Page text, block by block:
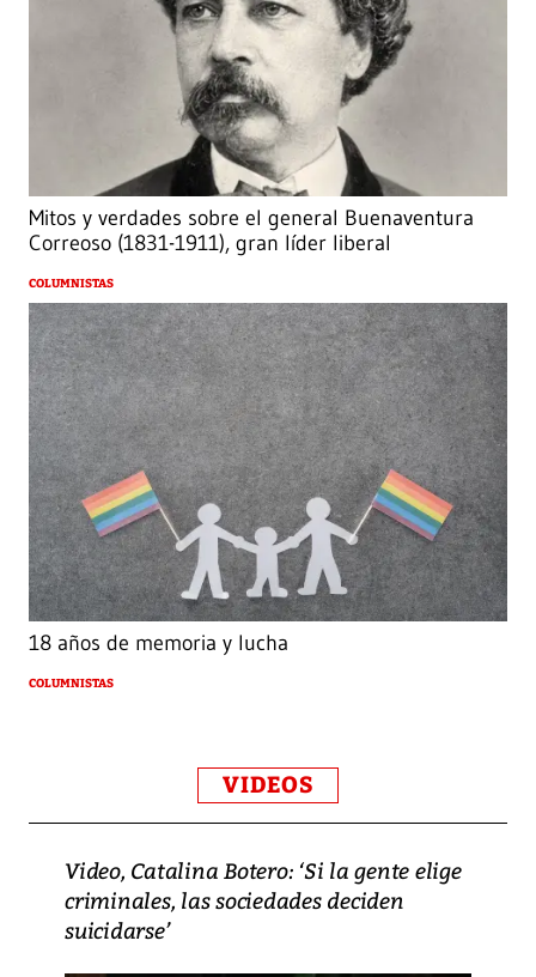
Mitos y verdades sobre el general Buenaventura
Correoso (1831-1911), gran líder liberal
COLUMNISTAS
18 años de memoria y lucha
COLUMNISTAS
VIDEOS
Video, Catalina Botero: ‘Si la gente elige
criminales, las sociedades deciden
suicidarse’